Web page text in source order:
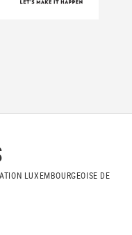
LUXEMBOURGEOISE DE